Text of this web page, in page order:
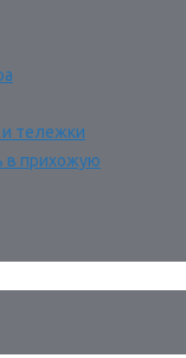
и тележки
в прихожую